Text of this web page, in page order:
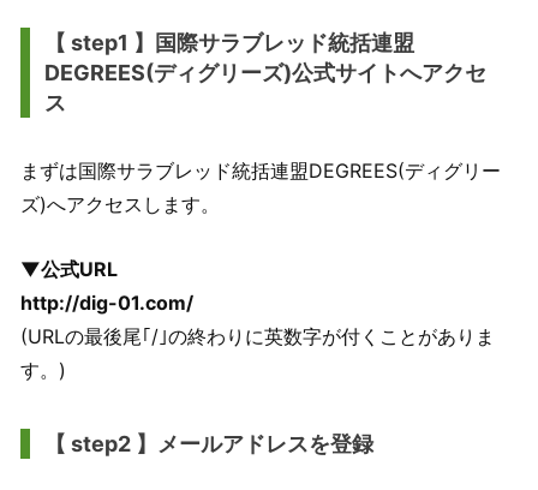
【 step1 】国際サラブレッド統括連盟
DEGREES(ディグリーズ)公式サイトへアクセ
ス
まずは国際サラブレッド統括連盟DEGREES(ディグリー
ズ)へアクセスします。
▼公式URL
http://dig-01.com/
(URLの最後尾｢/｣の終わりに英数字が付くことがありま
す。)
【 step2 】メールアドレスを登録